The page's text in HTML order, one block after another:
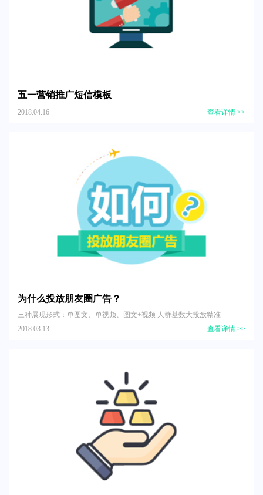
五一营销推广短信模板
2018.04.16 查看详情 >>
为什么投放朋友圈广告？
三种展现形式：单图文、单视频、图文+视频 人群基数大投放精准
2018.03.13
查看详情 >>